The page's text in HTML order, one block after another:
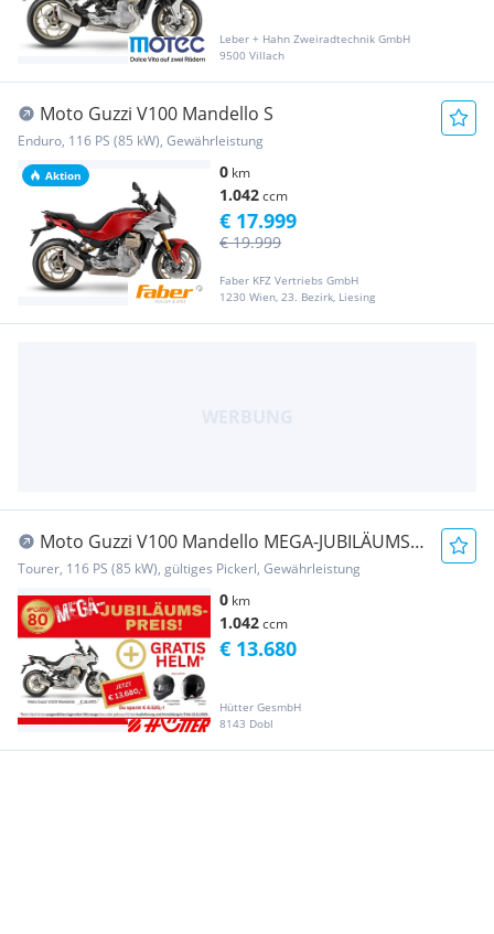
Leber + Hahn Zweiradtechnik GmbH
9500 Villach
Aktion
Moto Guzzi V100 Mandello S
Enduro, 116 PS (85 kW), Gewährleistung
0 km
1.042ccm
Faber KFZ Vertriebs GmbH
1230 Wien, 23. Bezirk, Liesing
€ 19.999
€ 17.999
Moto Guzzi V100 Mandello MEGA-JUBILÄUMS-
PREIS! E5
Tourer, 116 PS (85 kW), gültiges Pickerl, Gewährleistung
0 km
1.042ccm
Hütter GesmbH
8143 Dobl
€ 13.680